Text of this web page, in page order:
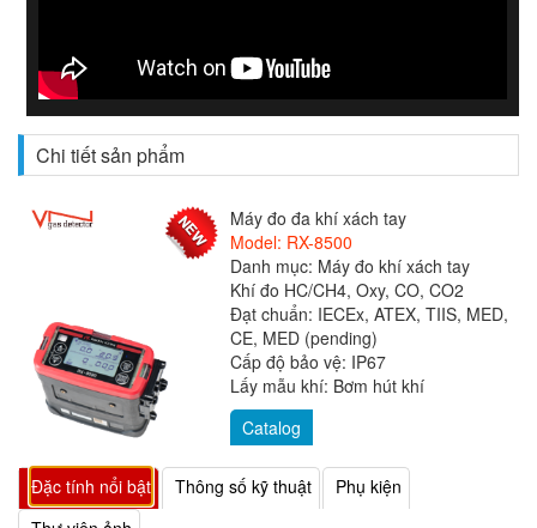
Chi tiết sản phẩm
Máy đo đa khí xách tay
Model: RX-8500
Danh mục: Máy đo khí xách tay
Khí đo HC/CH4, Oxy, CO, CO2
Đạt chuẩn: IECEx, ATEX, TIIS, MED,
CE, MED (pending)
Cấp độ bảo vệ: IP67
Lấy mẫu khí: Bơm hút khí
Catalog
Đặc tính nổi bật Thông số kỹ thuật
Phụ kiện